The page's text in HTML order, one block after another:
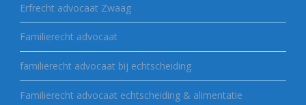
Erfrecht advocaat Zwaag
Familierecht advocaat
familierecht advocaat bij echtscheiding
Familierecht advocaat echtscheiding & alimentatie